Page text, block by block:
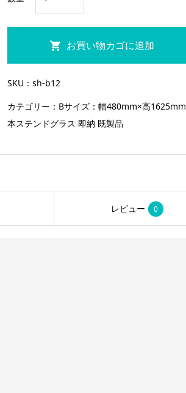
本
グ
ラ
個
お買い物カゴに追加
SKU：sh-b12
カテゴリー： Bサイズ：幅480mm×高1625mm
本ステンドグラス 即納 既製品
レビュー 0
信州のログハウス「春」ステン